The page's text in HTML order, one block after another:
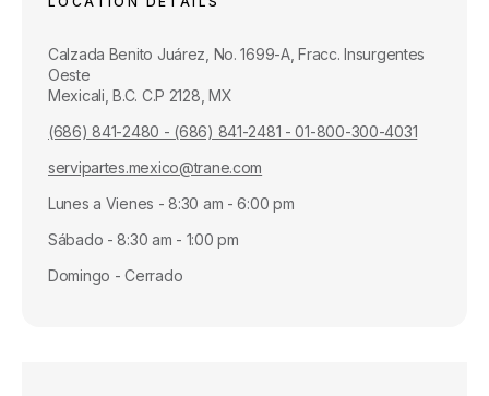
Calzada Benito Juárez, No. 1699-A, Fracc. Insurgentes
Oeste
Mexicali, B.C. C.P 2128, MX
(686) 841-2480 - (686) 841-2481 - 01-800-300-4031
servipartes.mexico@trane.com
Lunes a Vienes - 8:30 am - 6:00 pm
Sábado - 8:30 am - 1:00 pm
Domingo - Cerrado